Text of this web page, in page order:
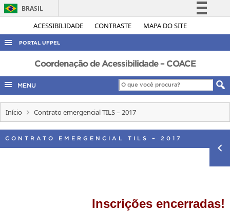
ACESSIBILIDADE CONTRASTE MAPA DO SITE
BRASIL
Simplifique!
Legislação
Canais
PORTAL UFPEL
ACESSO À INFORMAÇÃO
AUDITORIA
COBALTO
CONCURSOS
EDITAIS
INTERNACIONAL
Coordenação de Acessibilidade – COACE
MENU
Início Contrato emergencial TILS – 2017
CONTRATO EMERGENCIAL TILS – 2017
Inscrições encerradas!